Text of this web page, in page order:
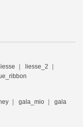
liesse
liesse_2
gala_mio
gala